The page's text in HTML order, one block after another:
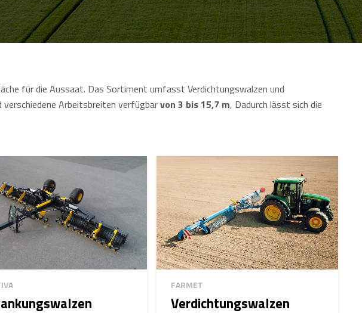
für die Aussaat. Das Sortiment umfasst Verdichtungswalzen und
Arbeitsbreiten verfügbarvon 3 bis 15,7 m, Dadurch lässt sich die
FARMET
Verdichtungswalzen